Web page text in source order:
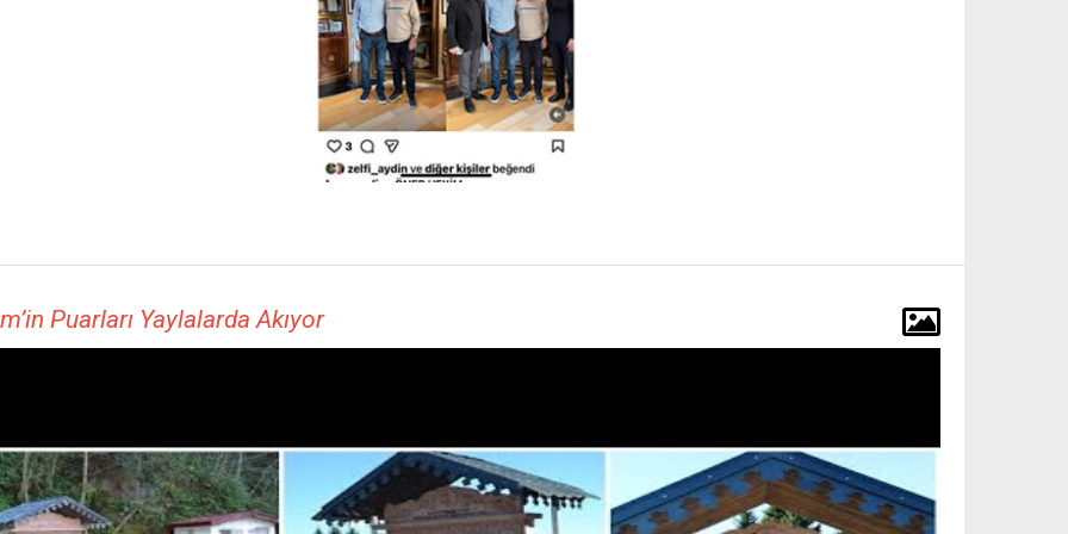
Puarları Yaylalarda Akıyor